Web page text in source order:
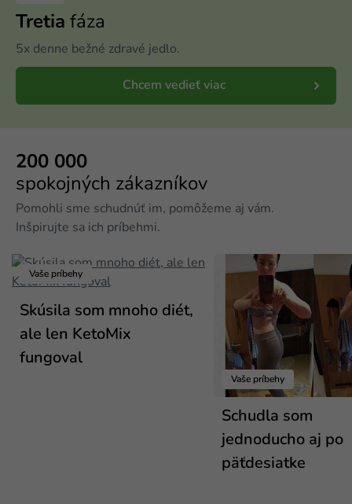
Tretia fáza
5x denne bežné zdravé jedlo.
Chcem vedieť viac
200 000
spokojných zákazníkov
Pomohli sme schudnúť im, pomôžeme aj vám.
Inšpirujte sa ich príbehmi.
Vaše príbehy
Skúsila som mnoho diét,
ale len KetoMix
fungoval
Vaše príbehy
Schudla som
jednoducho aj po
päťdesiatke